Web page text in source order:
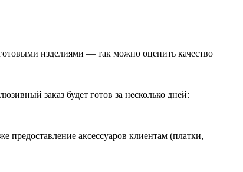
изделиями — так можно оценить качество
заказ будет готов за несколько дней:
предоставление аксессуаров клиентам (платки,